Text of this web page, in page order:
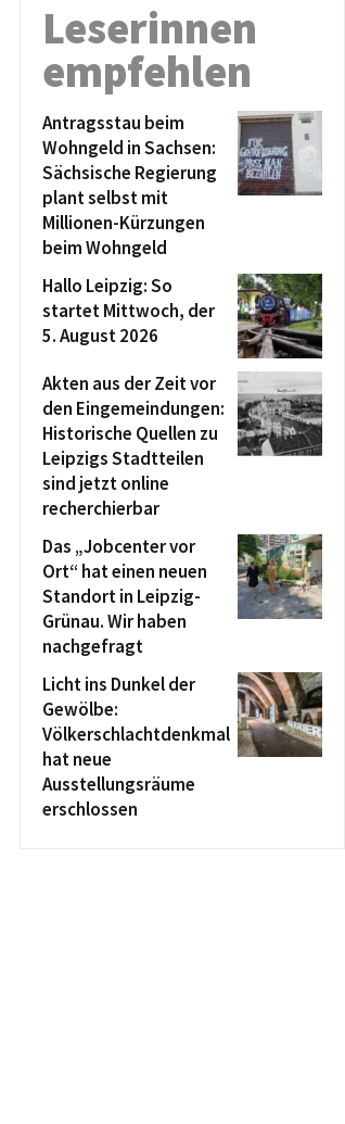
Leserinnen
empfehlen
Antragsstau beim
Wohngeld in Sachsen:
Sächsische Regierung
plant selbst mit
Millionen-Kürzungen
beim Wohngeld
Hallo Leipzig: So
startet Mittwoch, der
5. August 2026
Akten aus der Zeit vor
den Eingemeindungen:
Historische Quellen zu
Leipzigs Stadtteilen
sind jetzt online
recherchierbar
Das „Jobcenter vor
Ort“ hat einen neuen
Standort in Leipzig-
Grünau. Wir haben
nachgefragt
Licht ins Dunkel der
Gewölbe:
Völkerschlachtdenkmal
hat neue
Ausstellungsräume
erschlossen